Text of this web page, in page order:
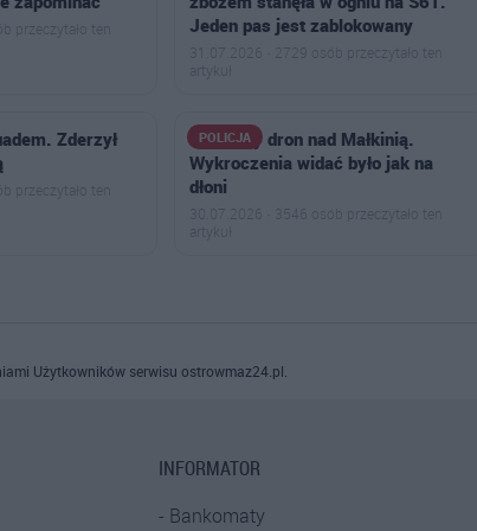
przeczytało ten
Jeden pas jest zablokowany
31.07.2026 · 2729 osób przeczytało ten
artykuł
Zderzył
przeczytało ten
POLICJA
Policyjny dron nad Małkinią.
Wykroczenia widać było jak na
dłoni
30.07.2026 · 3546 osób przeczytało ten
artykuł
Użytkowników serwisu ostrowmaz24.pl.
INFORMATOR
Bankomaty